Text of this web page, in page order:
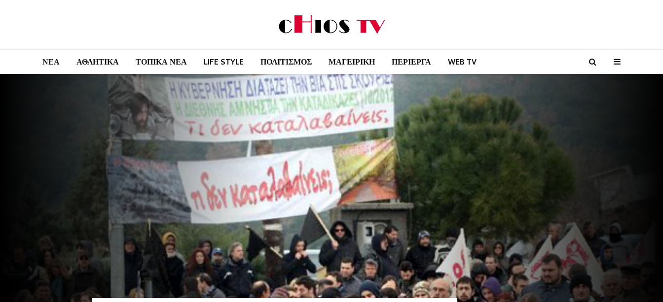
ΝΕΑ ΑΘΛΗΤΙΚΑ ΤΟΠΙΚΑ ΝΕΑ LIFE STYLE ΠΟΛΙΤΙΣΜΟΣ ΜΑΓΕΙΡΙΚΗ ΠΕΡΙΕΡΓΑ WEB TV